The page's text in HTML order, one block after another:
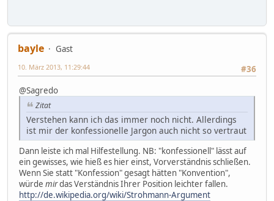
bayle
Gast
#36
10. März 2013, 11:29:44
@Sagredo
Zitat
Verstehen kann ich das immer noch nicht. Allerdings
ist mir der konfessionelle Jargon auch nicht so vertraut
Dann leiste ich mal Hilfestellung. NB: "konfessionell" lässt auf
ein gewisses, wie hieß es hier einst, Vorverständnis schließen.
Wenn Sie statt "Konfession" gesagt hätten "Konvention",
würde mirdas Verständnis Ihrer Position leichter fallen.
http://de.wikipedia.org/wiki/Strohmann-Argument